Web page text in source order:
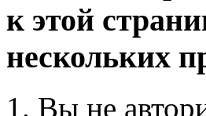
к этой
нескольких
Вы не